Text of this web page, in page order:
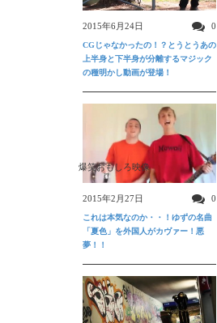
2015年6月24日 0
CGじゃなかったの！？とうとうあの
上半身と下半身が分離するマジック
の種明かし動画が登場！
爆笑おもしろ映像
2015年2月27日 0
これは本気なのか・・！ゆずの名曲
「夏色」を外国人がカヴァー！悪
夢！！